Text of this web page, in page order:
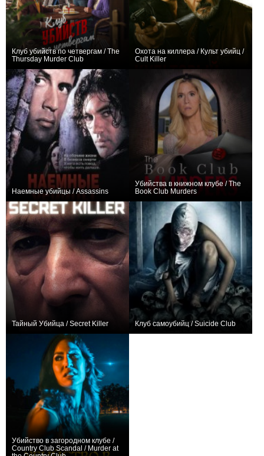
Клуб убийств по четвергам / The
Thursday Murder Club
Охота на киллера / Культ убийц /
Cult Killer
Наемные убийцы / Assassins
Убийства в книжном клубе / The
Book Club Murders
Тайный Убийца / Secret Killer Клуб самоубийц / Suicide Club
Убийство в загородном клубе /
Country Club Scandal / Murder at